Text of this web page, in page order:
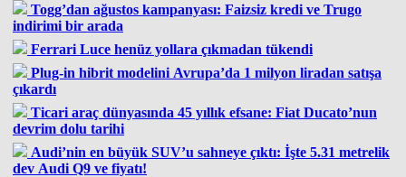
Togg’dan ağustos kampanyası: Faizsiz kredi ve Trugo
indirimi bir arada
Ferrari Luce henüz yollara çıkmadan tükendi
Plug-in hibrit modelini Avrupa’da 1 milyon liradan satışa
çıkardı
Ticari araç dünyasında 45 yıllık efsane: Fiat Ducato’nun
devrim dolu tarihi
Audi’nin en büyük SUV’u sahneye çıktı: İşte 5.31 metrelik
dev Audi Q9 ve fiyatı!